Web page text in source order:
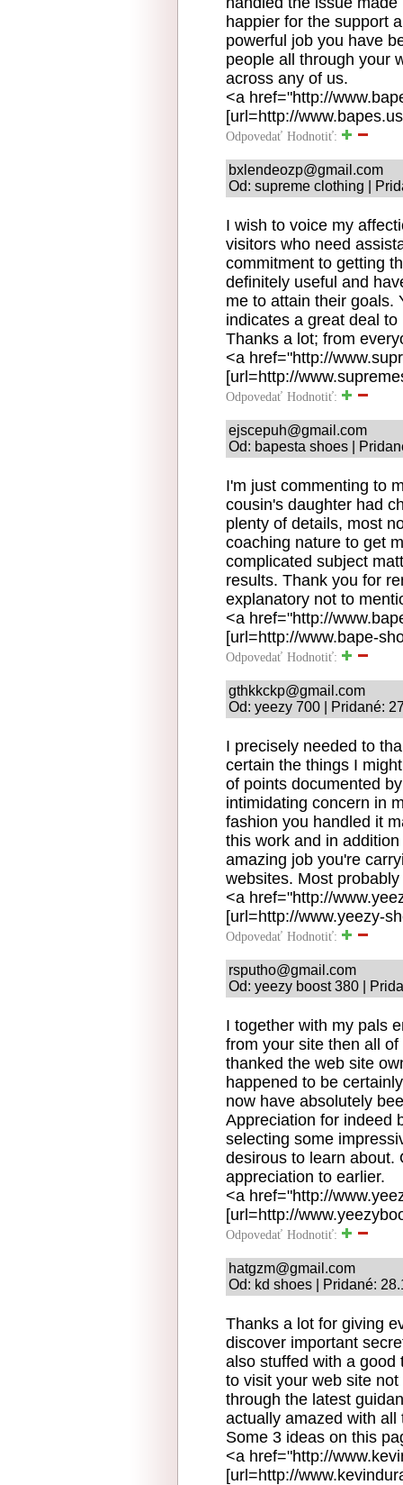
happier for the support
powerful job you have
people all through your
across any of us.
<a href="http://
[url=http://
Odpovedať Hodnotiť:
bxlendeozp@gmail.com
Od: supreme clothing |
I wish to voice my
visitors who need
commitment to getting
definitely useful and
me to attain their goals.
indicates a great deal
Thanks a lot; from
<a href="http://
[url=http://
Odpovedať Hodnotiť:
ejscepuh@gmail.com
Od: bapesta shoes |
I'm just commenting to
cousin's daughter had
plenty of details, most
coaching nature to get
complicated subject
results. Thank you for
explanatory not to
<a href="http://
[url=http://www.bape-
Odpovedať Hodnotiť:
gthkkckp@gmail.com
Od: yeezy 700 | Pridané:
I precisely needed to
certain the things I
of points documented
intimidating concern in
fashion you handled it
this work and in
amazing job you're
websites. Most
<a href="http://
[url=http://www.yeezy-
Odpovedať Hodnotiť:
rsputho@gmail.com
Od: yeezy boost 380 |
I together with my pals
from your site then all
thanked the web site
happened to be
now have absolutely
Appreciation for indeed
selecting some
desirous to learn about.
appreciation to earlier.
<a href="http://
[url=http://
Odpovedať Hodnotiť:
hatgzm@gmail.com
Od: kd shoes | Pridané:
Thanks a lot for giving
discover important
also stuffed with a good
to visit your web site
through the latest
actually amazed with
Some 3 ideas on this
<a href="http://
[url=http://